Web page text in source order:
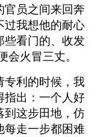
官员之间来回奔
过我想他的耐心
些看门的、收发
会火冒三丈。
专利的时候，我
指出：一个人好
到这步田地，仿
每走一步都困难